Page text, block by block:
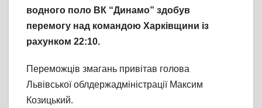
водного поло ВК “Динамо” здобув
перемогу над командою Харківщини із
рахунком 22:10.
Переможців змагань привітав голова
Львівської облдержадміністрації Максим
Козицький.